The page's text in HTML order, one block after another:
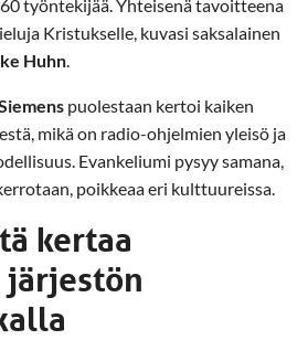
työntekijää. Yhteisenä tavoitteena
Kristukselle, kuvasi saksalainen
Huhn
puolestaan kertoi kaiken
mikä on radio-ohjelmien yleisö ja
Evankeliumi pysyy samana,
poikkeaa eri kulttuureissa.
kertaa